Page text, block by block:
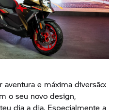
aventura e máxima diversão:
o seu novo design,
dia a dia. Especialmente a